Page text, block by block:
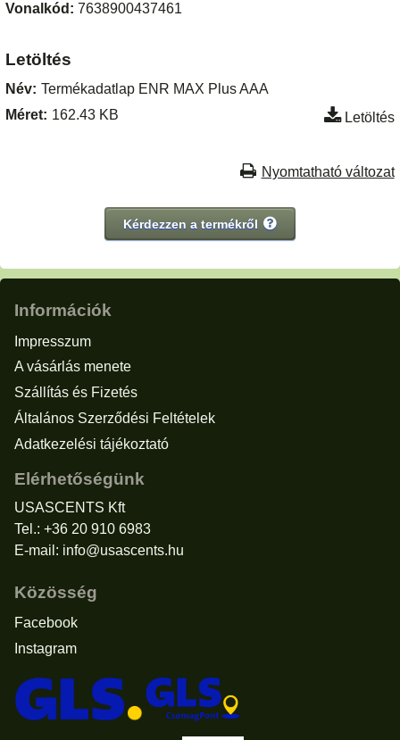
Vonalkód: 7638900437461
Letöltés
Név: Termékadatlap ENR MAX Plus AAA
Méret: 162.43 KB Letöltés
Nyomtatható változat
Kérdezzen a termékről
Információk
Impresszum
A vásárlás menete
Szállítás és Fizetés
Általános Szerződési Feltételek
Adatkezelési tájékoztató
Elérhetőségünk
USASCENTS Kft
Tel.: +36 20 910 6983
E-mail: info@usascents.hu
Közösség
Facebook
Instagram